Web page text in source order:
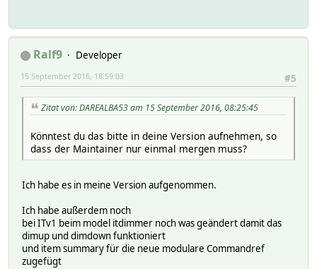
Ralf9
Developer
#5
15 September 2016, 18:59:03
Zitat von: DAREALBA53 am 15 September 2016, 08:25:45
Könntest du das bitte in deine Version aufnehmen, so
dass der Maintainer nur einmal mergen muss?
Ich habe es in meine Version aufgenommen.
Ich habe außerdem noch
bei ITv1 beim model itdimmer noch was geändert damit das
dimup und dimdown funktioniert
und item summary für die neue modulare Commandref
zugefügt